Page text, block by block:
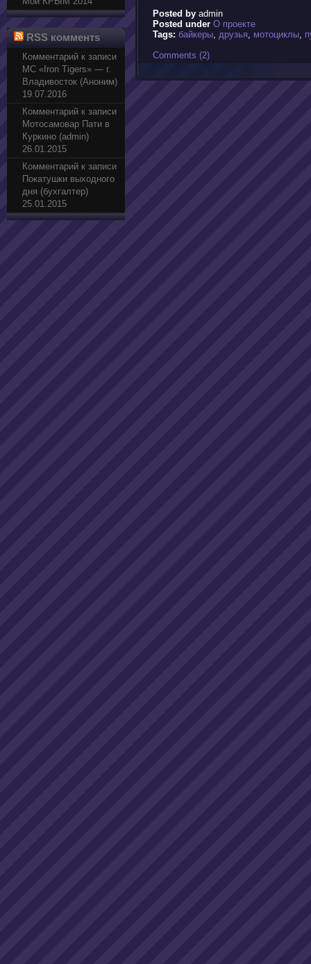
RSS комментs
Комментарий к записи
МС «Iron Tigers» — г.
Владивосток (Аноним)
19.07.2016
Комментарий к записи
Мотосамовар Пати в
Куркино (admin)
26.01.2015
Комментарий к записи
Покатушки выходного
дня (бухгалтер)
25.01.2015
Posted by admin
Posted under О проекте
Tags: байкеры, друзья, мотоциклы,
Comments (2)